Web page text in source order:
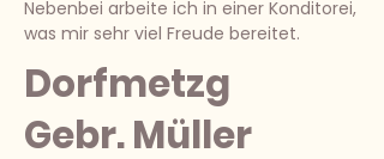
Nebenbei arbeite ich in einer Konditorei,
was mir sehr viel Freude bereitet.
Dorfmetzg
Gebr. Müller